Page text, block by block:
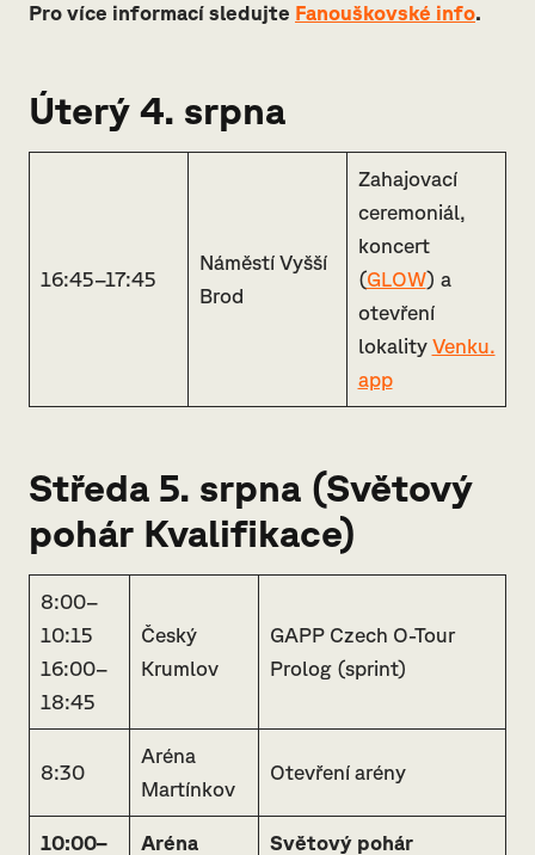
Pro více informací sledujte Fanouškovské info.
Úterý 4. srpna
16:45–17:45
Náměstí Vyšší
Brod
Zahajovací
ceremoniál,
koncert
(GLOW) a
otevření
lokality Venku.
app
Středa 5. srpna (Světový
pohár Kvalifikace)
8:00–
10:15
16:00–
18:45
Český
Krumlov
GAPP Czech O-Tour
Prolog (sprint)
8:30
Aréna
Martínkov
Otevření arény
10:00–
Aréna
Světový pohár